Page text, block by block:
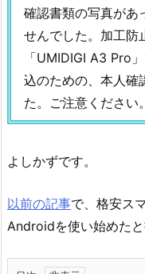
確認書類の写真があ
せんでした。加工防
「UMIDIGI A3 Pro
込のための、本人確
た。ご注意ください
よしかずです。
以前の記事で、格安ス
Androidを使い始めたと